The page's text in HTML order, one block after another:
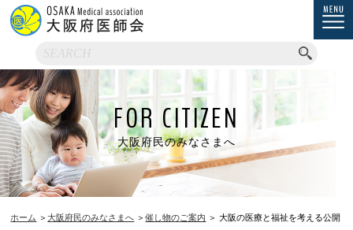
FOR CITIZEN
大阪府民のみなさまへ
ホーム ＞大阪府民のみなさまへ ＞催し物のご案内 ＞ 大阪の医療と福祉を考える公開